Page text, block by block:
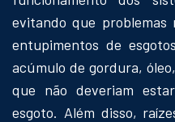
evitando que problemas
entupimentos de
acúmulo de gordura,
que não deveriam
esgoto. Além disso,